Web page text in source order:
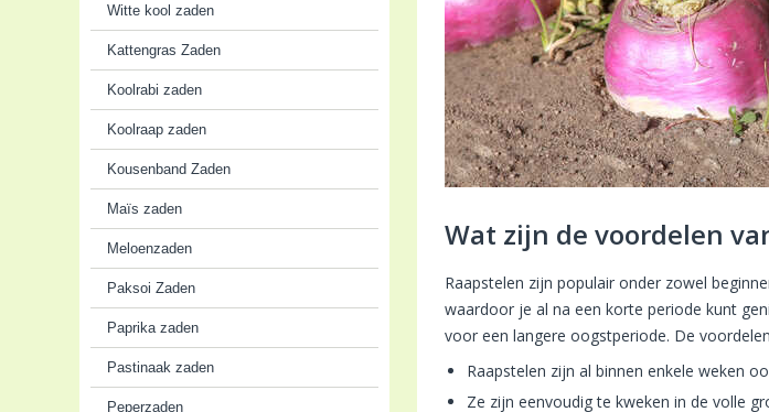
Witte kool zaden
Kattengras Zaden
Koolrabi zaden
Koolraap zaden
Kousenband Zaden
Maïs zaden
Meloenzaden
Paksoi Zaden
Paprika zaden
Pastinaak zaden
Peperzaden
Wat zijn de voordelen
Raapstelen zijn populair onder zowel
waardoor je al na een korte periode kunt
voor een langere oogstperiode. De
Raapstelen zijn al binnen enkele weken
Ze zijn eenvoudig te kweken in de volle